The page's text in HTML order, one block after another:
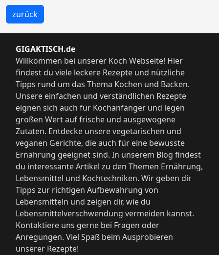
zurück
GIGAKTISCH.de
Willkommen bei unserer Koch Webseite! Hier
findest du viele leckere Rezepte und nützliche
Tipps rund um das Thema Kochen und Backen.
Unsere einfachen und verständlichen Rezepte
eignen sich auch für Kochanfänger und legen
großen Wert auf frische und ausgewogene
Zutaten. Entdecke unsere vegetarischen und
veganen Gerichte, die auch für eine bewusste
Ernährung geeignet sind. In unserem Blog findest
du interessante Artikel zu den Themen Ernährung,
Lebensmittel und Kochtechniken. Wir geben dir
Tipps zur richtigen Aufbewahrung von
Lebensmitteln und zeigen dir, wie du
Lebensmittelverschwendung vermeiden kannst.
Kontaktiere uns gerne bei Fragen oder
Anregungen. Viel Spaß beim Ausprobieren
unserer Rezepte!